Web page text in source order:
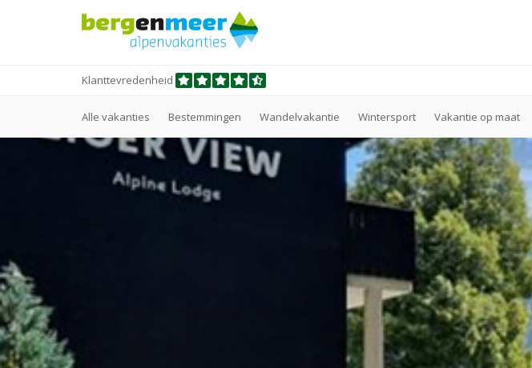
Klanttevredenheid
Alle vakanties Bestemmingen Wandelvakantie Wintersport Vakantie op maat